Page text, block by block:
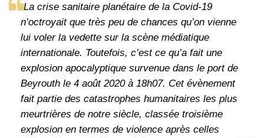
La crise sanitaire planétaire de la Covid-19
n’octroyait que très peu de chances qu’on vienne
lui voler la vedette sur la scène médiatique
internationale. Toutefois, c’est ce qu’a fait une
explosion apocalyptique survenue dans le port de
Beyrouth le 4 août 2020 à 18h07. Cet évènement
fait partie des catastrophes humanitaires les plus
meurtrières de notre siècle, classée troisième
explosion en termes de violence après celles